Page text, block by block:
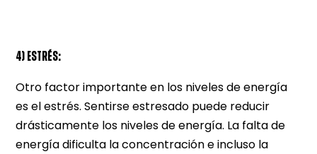
4) ESTRÉS:
Otro factor importante en los niveles de energía
es el estrés. Sentirse estresado puede reducir
drásticamente los niveles de energía. La falta de
energía dificulta la concentración e incluso la